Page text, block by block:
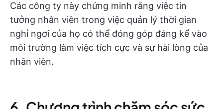
Các công ty này chứng minh rằng việc tin
tưởng nhân viên trong việc quản lý thời gian
nghỉ ngơi của họ có thể đóng góp đáng kể vào
môi trường làm việc tích cực và sự hài lòng của
nhân viên.